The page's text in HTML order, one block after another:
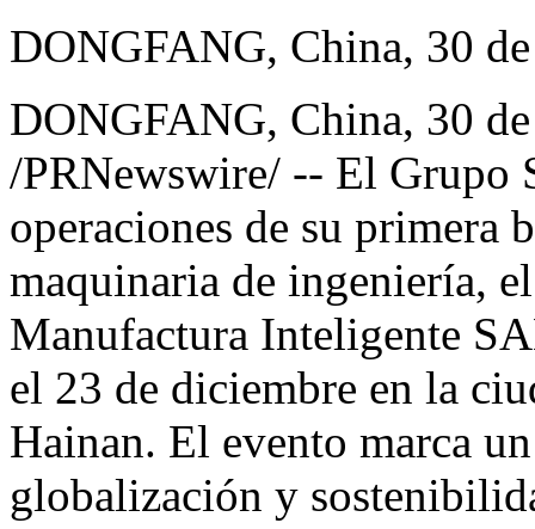
DONGFANG, China, 30
DONGFANG, China, 30
/PRNewswire/ -- El Grupo
operaciones de su primera
maquinaria de ingeniería,
Manufactura Inteligente
el 23 de diciembre en la
Hainan. El evento marca
globalización y